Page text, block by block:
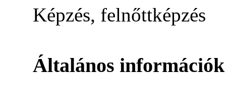
Képzés, felnőttképzés
Általános információk